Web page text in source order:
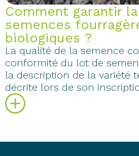
Comment garantir
semences
biologiques ?
La qualité de la semence
conformité du lot de
la description de la variété
décrite lors de son